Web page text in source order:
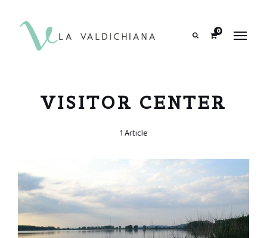
0
VISITOR CENTER
1 Article